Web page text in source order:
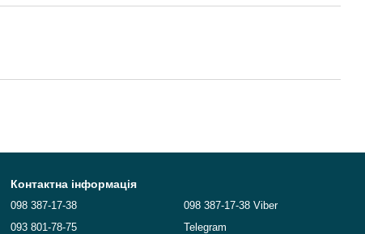
Контактна інформація
098 387-17-38
093 801-78-75
098 387-17-38 Viber
Telegram